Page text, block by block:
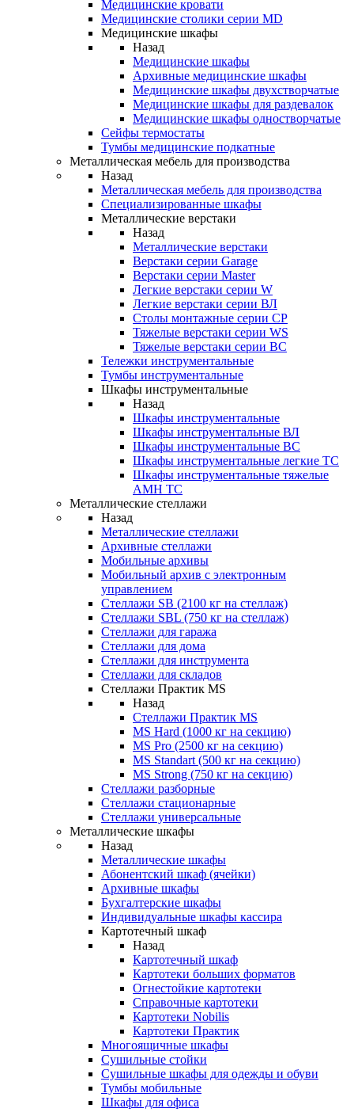
Медицинские кровати
Медицинские столики серии MD
Медицинские шкафы
Назад
Медицинские шкафы
Архивные медицинские шкафы
Медицинские шкафы двухстворчатые
Медицинские шкафы для раздевалок
Медицинские шкафы одностворчатые
Сейфы термостаты
Тумбы медицинские подкатные
Металлическая мебель для производства
Назад
Металлическая мебель для производства
Cпециализированные шкафы
Металлические верстаки
Назад
Металлические верстаки
Верстаки серии Garage
Верстаки серии Master
Легкие верстаки серии W
Легкие верстаки серии ВЛ
Столы монтажные серии СР
Тяжелые верстаки серии WS
Тяжелые верстаки серии ВС
Тележки инструментальные
Тумбы инструментальные
Шкафы инструментальные
Назад
Шкафы инструментальные
Шкафы инструментальные ВЛ
Шкафы инструментальные ВС
Шкафы инструментальные легкие ТС
Шкафы инструментальные тяжелые
AMH TC
Металлические стеллажи
Назад
Металлические стеллажи
Архивные стеллажи
Мобильные архивы
Мобильный архив с электронным
управлением
Стеллажи SB (2100 кг на стеллаж)
Стеллажи SBL (750 кг на стеллаж)
Стеллажи для гаража
Стеллажи для дома
Стеллажи для инструмента
Стеллажи для складов
Стеллажи Практик MS
Назад
Стеллажи Практик MS
MS Hard (1000 кг на секцию)
MS Pro (2500 кг на секцию)
MS Standart (500 кг на секцию)
MS Strong (750 кг на секцию)
Стеллажи разборные
Стеллажи стационарные
Стеллажи универсальные
Металлические шкафы
Назад
Металлические шкафы
Абонентский шкаф (ячейки)
Архивные шкафы
Бухгалтерские шкафы
Индивидуальные шкафы кассира
Картотечный шкаф
Назад
Картотечный шкаф
Картотеки больших форматов
Огнестойкие картотеки
Справочные картотеки
Картотеки Nobilis
Картотеки Практик
Многоящичные шкафы
Сушильные стойки
Сушильные шкафы для одежды и обуви
Тумбы мобильные
Шкафы для офиса